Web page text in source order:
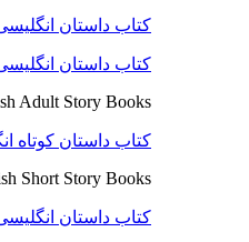
کتاب داستان
کتاب داستان
Adult Story Books
کتاب داستان کوتاه
Short Story Books
کتاب داستان